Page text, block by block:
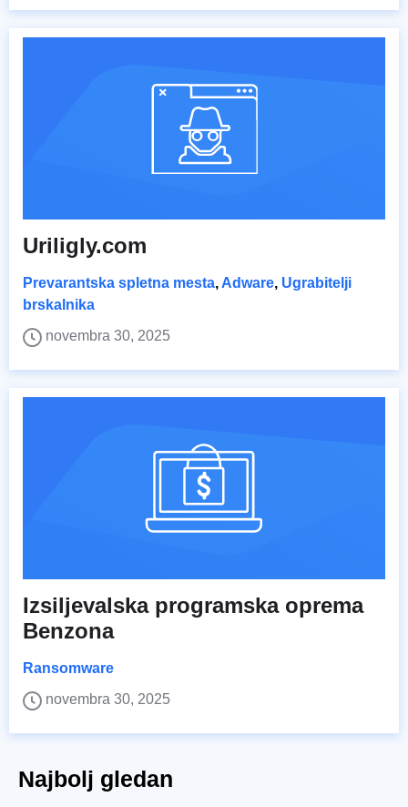
Uriligly.com
Prevarantska spletna mesta, Adware, Ugrabitelji
brskalnika
novembra 30, 2025
Izsiljevalska programska oprema
Benzona
Ransomware
novembra 30, 2025
Najbolj gledan